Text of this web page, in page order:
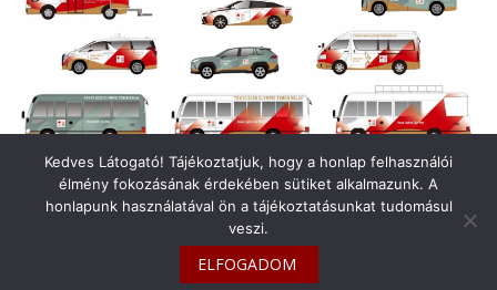
info@toyotaclub.hu
Copyright © 2026Toyota Klub Magyarország
Kedves Látogató! Tájékoztatjuk, hogy a honlap felhasználói
élmény fokozásának érdekében sütiket alkalmazunk. A
honlapunk használatával ön a tájékoztatásunkat tudomásul
veszi.
ELFOGADOM